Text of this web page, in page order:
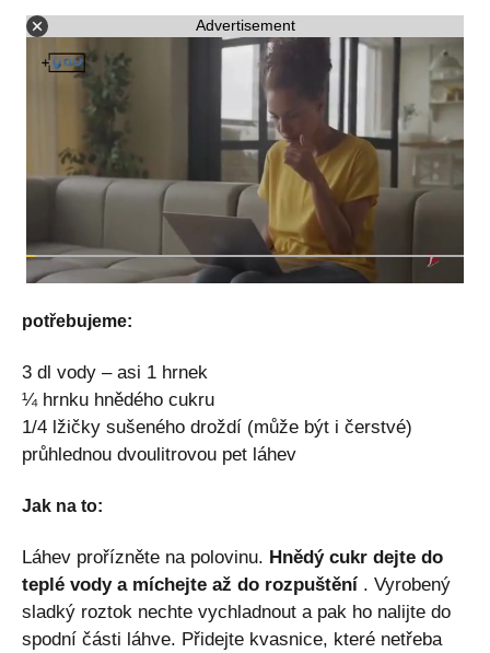
Advertisement
potřebujeme:
3 dl vody – asi 1 hrnek
¼ hrnku hnědého cukru
1/4 lžičky sušeného droždí (může být i čerstvé)
průhlednou dvoulitrovou pet láhev
Jak na to:
Láhev prořízněte na polovinu. Hnědý cukr dejte do
teplé vody a míchejte až do rozpuštění . Vyrobený
sladký roztok nechte vychladnout a pak ho nalijte do
spodní části láhve. Přidejte kvasnice, které netřeba